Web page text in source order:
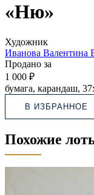
«Ню»
Художник
Иванова Валентина
Продано за
1 000 ₽
бумага, карандаш,
В ИЗБРАННОЕ
Похожие